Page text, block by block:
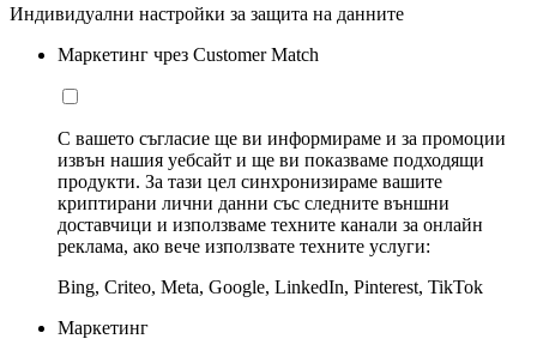
Индивидуални настройки за защита на данните
Маркетинг чрез Customer Match
С вашето съгласие ще ви информираме и за промоции
извън нашия уебсайт и ще ви показваме подходящи
продукти. За тази цел синхронизираме вашите
криптирани лични данни със следните външни
доставчици и използваме техните канали за онлайн
реклама, ако вече използвате техните услуги:
Bing, Criteo, Meta, Google, LinkedIn, Pinterest, TikTok
Маркетинг